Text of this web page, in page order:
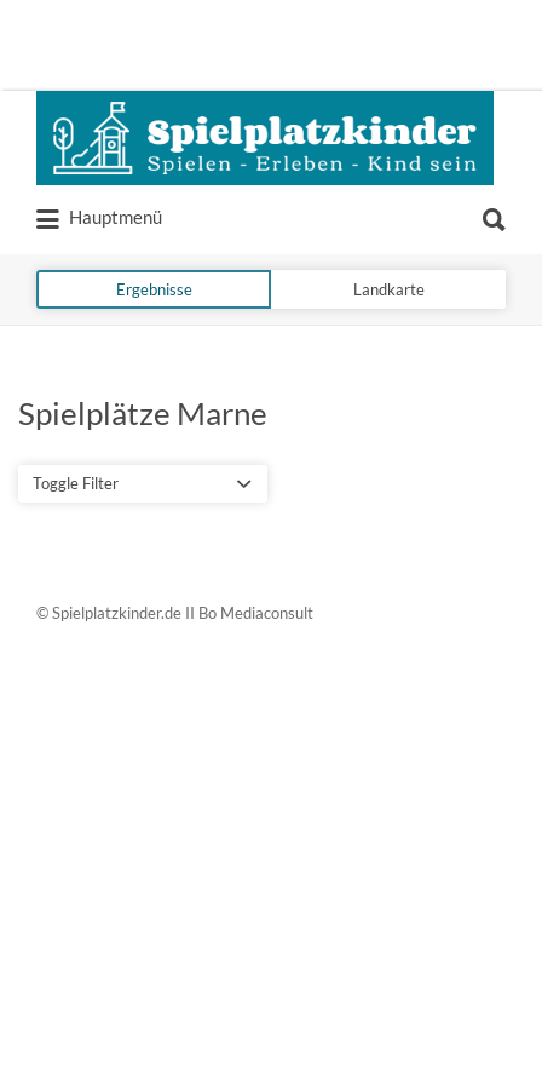
Suchen
nach:
Hauptmenü
nach:
Ergebnisse Landkarte
Spielplätze Marne
Toggle Filter
© Spielplatzkinder.de II Bo Mediaconsult